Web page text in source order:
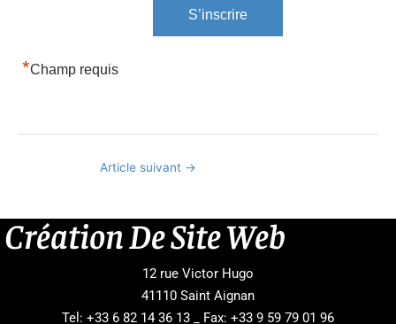
*Champ requis
Article suivant →
Création De Site Web
12 rue Victor Hugo
41110 Saint Aignan
Tel: +33 6 82 14 36 13 _ Fax: +33 9 59 79 01 96